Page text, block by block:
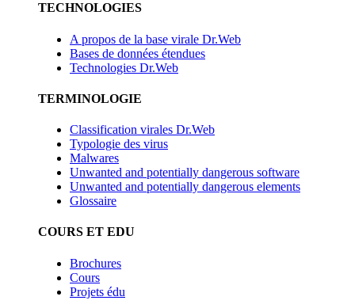
TECHNOLOGIES
A propos de la base virale Dr.Web
Bases de données étendues
Technologies Dr.Web
TERMINOLOGIE
Classification virales Dr.Web
Typologie des virus
Malwares
Unwanted and potentially dangerous software
Unwanted and potentially dangerous elements
Glossaire
COURS ET EDU
Brochures
Cours
Projets édu